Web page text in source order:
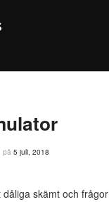
på Publicerat
5 juli, 2018
skämt och frågor